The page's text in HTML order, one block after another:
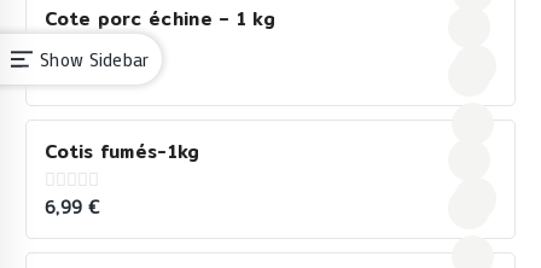
Show Sidebar
Cote porc échine – 1 kg
out
of
5
7,50 €
Cotis fumés-1kg
0
of
5
6,99 €